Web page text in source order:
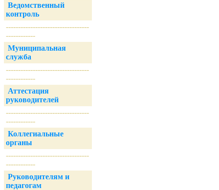
Ведомственный
контроль
----------------------------------
------------
Муниципальная
служба
----------------------------------
------------
Аттестация
руководителей
----------------------------------
------------
Коллегиальные
органы
----------------------------------
------------
Руководителям и
педагогам